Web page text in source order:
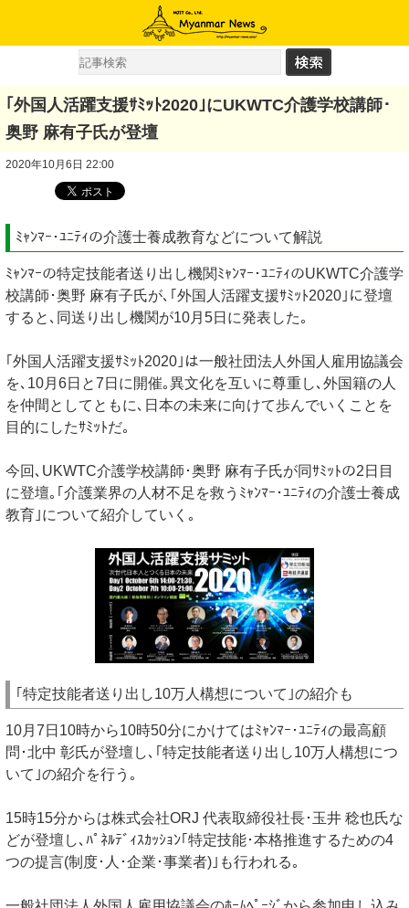
｢外国人活躍支援ｻﾐｯﾄ2020｣にUKWTC介護学校講師･
奥野 麻有子氏が登壇
2020年10月6日 22:00
ﾐｬﾝﾏｰ･ﾕﾆﾃｨの介護士養成教育などについて解説
ﾐｬﾝﾏｰの特定技能者送り出し機関ﾐｬﾝﾏｰ･ﾕﾆﾃｨのUKWTC介護学
校講師･奥野 麻有子氏が､｢外国人活躍支援ｻﾐｯﾄ2020｣に登壇
すると､同送り出し機関が10月5日に発表した｡
｢外国人活躍支援ｻﾐｯﾄ2020｣は一般社団法人外国人雇用協議会
を､10月6日と7日に開催｡異文化を互いに尊重し､外国籍の人
を仲間としてともに､日本の未来に向けて歩んでいくことを
目的にしたｻﾐｯﾄだ｡
今回､UKWTC介護学校講師･奥野 麻有子氏が同ｻﾐｯﾄの2日目
に登壇｡｢介護業界の人材不足を救うﾐｬﾝﾏｰ･ﾕﾆﾃｨの介護士養成
教育｣について紹介していく｡
｢特定技能者送り出し10万人構想について｣の紹介も
10月7日10時から10時50分にかけてはﾐｬﾝﾏｰ･ﾕﾆﾃｨの最高顧
問･北中 彰氏が登壇し､｢特定技能者送り出し10万人構想につ
いて｣の紹介を行う｡
15時15分からは株式会社ORJ 代表取締役社長･玉井 稔也氏な
どが登壇し､ﾊﾟﾈﾙﾃﾞｨｽｶｯｼｮﾝ｢特定技能･本格推進するための4
つの提言(制度･人･企業･事業者)｣も行われる｡